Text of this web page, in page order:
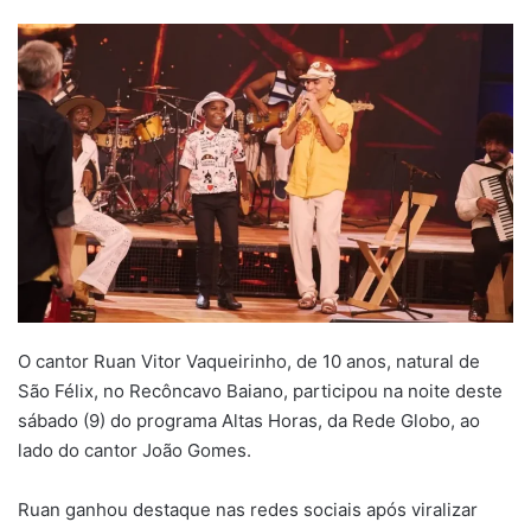
mail
O cantor Ruan Vitor Vaqueirinho, de 10 anos, natural de
São Félix, no Recôncavo Baiano, participou na noite deste
sábado (9) do programa Altas Horas, da Rede Globo, ao
lado do cantor João Gomes.
Ruan ganhou destaque nas redes sociais após viralizar